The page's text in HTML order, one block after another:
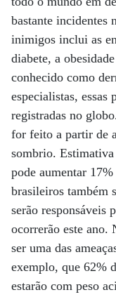
bastante incidentes
inimigos inclui as
diabete, a
conhecido como
especialistas, essas
registradas no
for feito a partir de
sombrio.
pode aumentar
brasileiros também
serão responsáveis
ocorrerão este ano.
ser uma das
exemplo, que 62%
estarão com peso